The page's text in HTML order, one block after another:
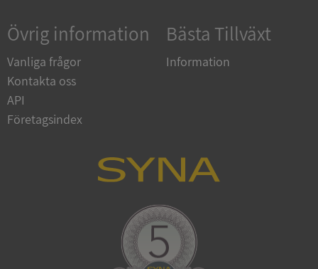
Övrig information
Vanliga frågor
Kontakta oss
API
Företagsindex
Bästa Tillväxt
Information
CookieScriptConsent
Google LLC
www.google.com